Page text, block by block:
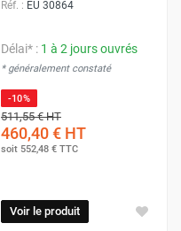
Réf. : EU 30864
Délai* : 1 à 2 jours ouvrés
* généralement constaté
-10%
511,55 €HT
460,40 € HT
soit 552,48 € TTC
Voir le produit